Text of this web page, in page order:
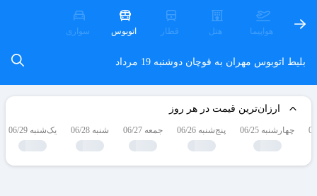
هواپیما هتل قطار اتوبوس سواری
بلیط اتوبوس مهران به قوچان دوشنبه 19 مرداد
ارزان‌ترین قیمت در هر روز
چهارشنبه 06/25 پنج‌شنبه 06/26 جمعه 06/27 شنبه 06/28 یک‌شنبه 06/29